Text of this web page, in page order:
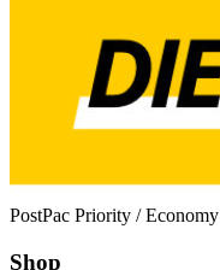
PostPac Priority / Economy
Shop